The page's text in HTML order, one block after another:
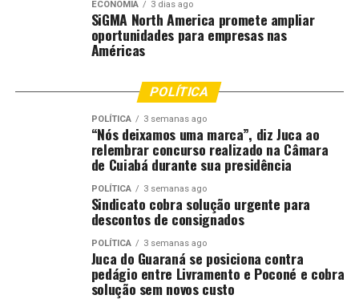
ECONOMIA 3 dias ago
SiGMA North America promete ampliar
oportunidades para empresas nas
Américas
POLÍTICA
POLÍTICA 3 semanas ago
“Nós deixamos uma marca”, diz Juca ao
relembrar concurso realizado na Câmara
de Cuiabá durante sua presidência
POLÍTICA 3 semanas ago
Sindicato cobra solução urgente para
descontos de consignados
POLÍTICA 3 semanas ago
Juca do Guaraná se posiciona contra
pedágio entre Livramento e Poconé e cobra
solução sem novos custo